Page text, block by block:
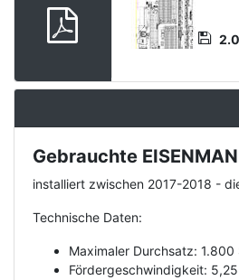
Document
Description
Gebrauchte
installiert zwischen 2017-2018 -
Technische Daten:
Maximaler Durchsatz:
Fördergeschwindigkeit: